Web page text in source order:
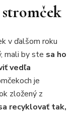
v ďalšom roku
mali by ste sa ho
vedľa
je
zložený z
recyklovať tak,